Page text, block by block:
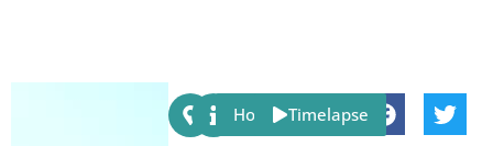
Share:
Host Timelapse